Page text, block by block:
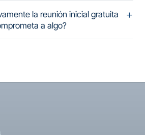
la reunión inicial gratuita
a algo?